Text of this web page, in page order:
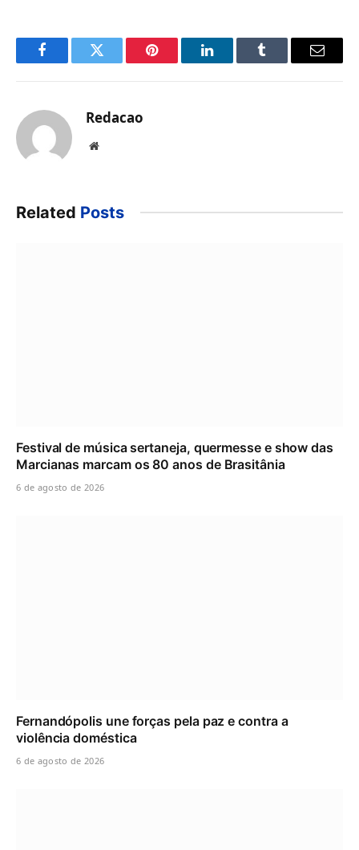
FacebookTwitter Pinterest LinkedInTumblr Email
Redacao
Website
Related Posts
Festival de música sertaneja, quermesse e show das
Marcianas marcam os 80 anos de Brasitânia
6 de agosto de 2026
Fernandópolis une forças pela paz e contra a
violência doméstica
6 de agosto de 2026